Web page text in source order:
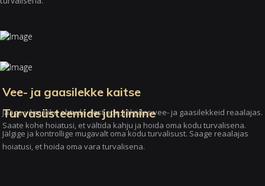
Turvasüsteemide juhtimine
Jälgige ja kontrollige mugavalt oma kodu turvalisust. Saage reaalajas
hoiatusi, et hoida oma vara turvalisena.
Vee- ja gaasilekke kaitse
Jääge võimalike ohtude eest ette, jälgides vee- ja gaasilekkeid reaalajas.
Saate kohe hoiatusi, et vältida kahju ja hoida oma kodu turvalisena.